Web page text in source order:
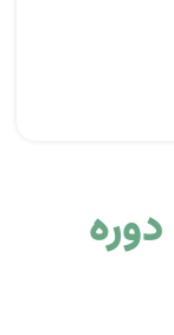
دوره